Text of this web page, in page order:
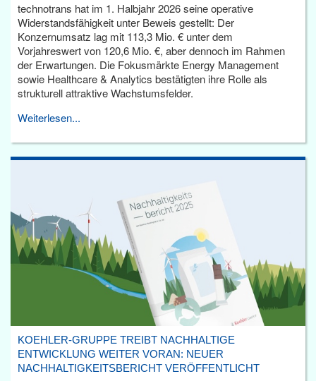
technotrans hat im 1. Halbjahr 2026 seine operative
Widerstandsfähigkeit unter Beweis gestellt: Der
Konzernumsatz lag mit 113,3 Mio. € unter dem
Vorjahreswert von 120,6 Mio. €, aber dennoch im Rahmen
der Erwartungen. Die Fokusmärkte Energy Management
sowie Healthcare & Analytics bestätigten ihre Rolle als
strukturell attraktive Wachstumsfelder.
Weiterlesen...
KOEHLER-GRUPPE TREIBT NACHHALTIGE
ENTWICKLUNG WEITER VORAN: NEUER
NACHHALTIGKEITSBERICHT VERÖFFENTLICHT